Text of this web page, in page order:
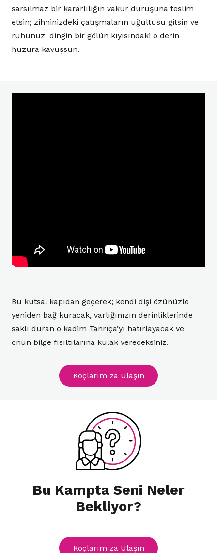
sarsılmaz bir kararlılığın vakur duruşuna teslim
etsin; zihninizdeki çatışmaların uğultusu gitsin ve
ruhunuz, dingin bir gölün kıyısındaki o derin
huzura kavuşsun.
Bu kutsal kapıdan geçerek; kendi dişi özünüzle
yeniden bağ kuracak, varlığınızın derinliklerinde
saklı duran o kadim Tanrıça’yı hatırlayacak ve
onun bilge fısıltılarına kulak vereceksiniz.
Koçlarımıza Ulaşın
Bu Kampta Seni Neler
Bekliyor?
Koçlarımıza Ulaşın